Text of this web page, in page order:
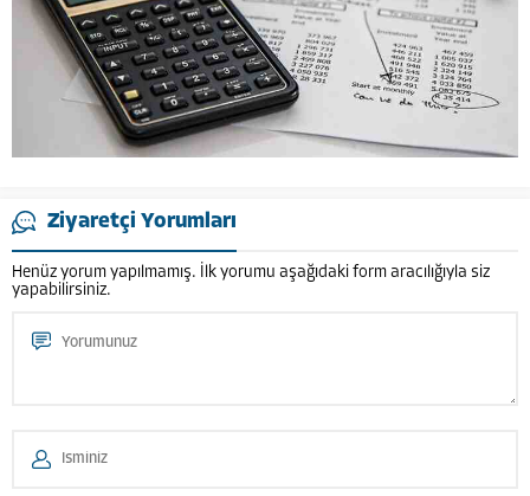
Ziyaretçi Yorumları
Henüz yorum yapılmamış. İlk yorumu aşağıdaki form aracılığıyla siz
yapabilirsiniz.